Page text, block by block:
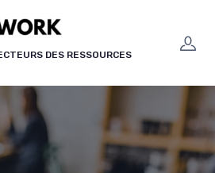
DES RESSOURCES